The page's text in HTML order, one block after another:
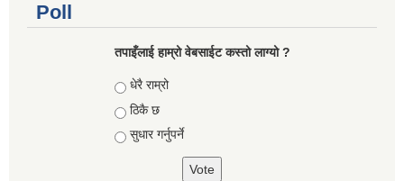
Poll
तपाइँलाई हाम्रो वेबसाईट कस्तो लाग्यो ?
Choices
धेरै राम्रो
ठिकै छ
सुधार गर्नुपर्ने